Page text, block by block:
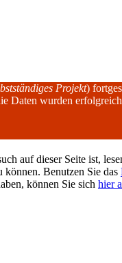
Projekt)
Daten wurden
auf dieser Seite ist,
können. Benutzen Sie das
können Sie sich hier